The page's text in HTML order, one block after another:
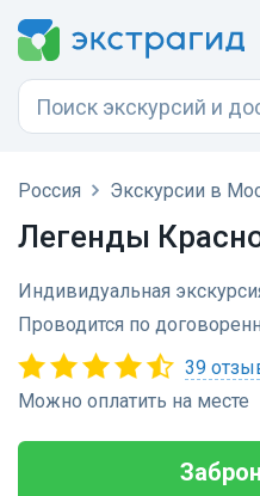
Россия Экскурсии в
Легенды
Индивидуальная
Проводится по
39
Можно оплатить на месте